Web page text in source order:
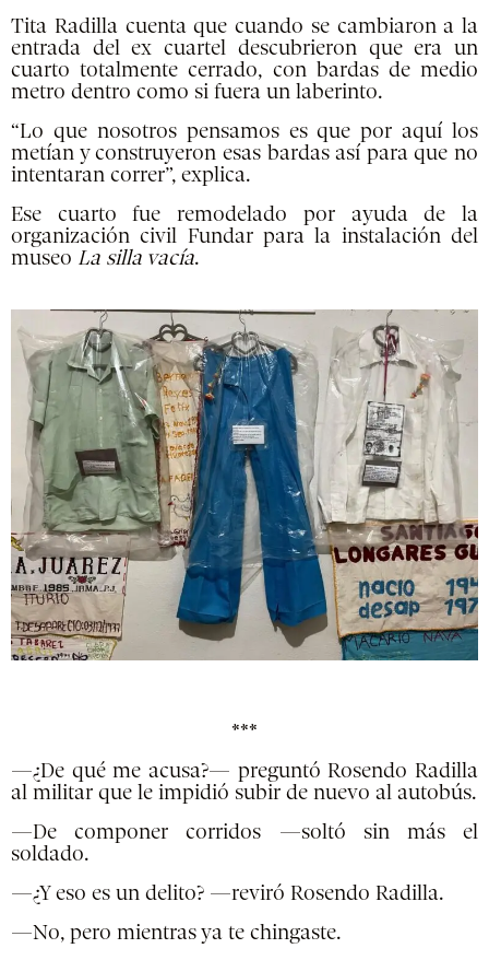
Tita Radilla cuenta que cuando se cambiaron a la
entrada del ex cuartel descubrieron que era un
cuarto totalmente cerrado, con bardas de medio
metro dentro como si fuera un laberinto.
“Lo que nosotros pensamos es que por aquí los
metían y construyeron esas bardas así para que no
intentaran correr”, explica.
Ese cuarto fue remodelado por ayuda de la
organización civil Fundar para la instalación del
museo La silla vacía.
***
—¿De qué me acusa?— preguntó Rosendo Radilla
al militar que le impidió subir de nuevo al autobús.
—De componer corridos —soltó sin más el
soldado.
—¿Y eso es un delito? —reviró Rosendo Radilla.
—No, pero mientras ya te chingaste.